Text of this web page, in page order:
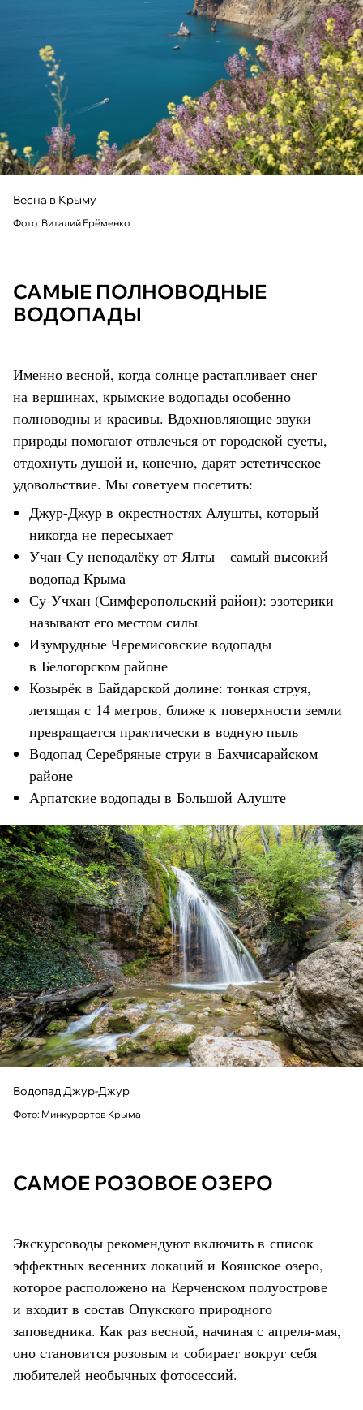
Весна в Крыму
Фото: Виталий Ерёменко
САМЫЕ ПОЛНОВОДНЫЕ
ВОДОПАДЫ
Именно весной, когда солнце растапливает снег
на вершинах, крымские водопады особенно
полноводны и красивы. Вдохновляющие звуки
природы помогают отвлечься от городской суеты,
отдохнуть душой и, конечно, дарят эстетическое
удовольствие. Мы советуем посетить:
Джур-Джур в окрестностях Алушты, который
никогда не пересыхает
Учан-Су неподалёку от Ялты – самый высокий
водопад Крыма
Су-Учхан (Симферопольский район): эзотерики
называют его местом силы
Изумрудные Черемисовские водопады
в Белогорском районе
Козырёк в Байдарской долине: тонкая струя,
летящая с 14 метров, ближе к поверхности земли
превращается практически в водную пыль
Водопад Серебряные струи в Бахчисарайском
районе
Арпатские водопады в Большой Алуште
Водопад Джур-Джур
Фото: Минкурортов Крыма
САМОЕ РОЗОВОЕ ОЗЕРО
Экскурсоводы рекомендуют включить в список
эффектных весенних локаций и Кояшское озеро,
которое расположено на Керченском полуострове
и входит в состав Опукского природного
заповедника. Как раз весной, начиная с апреля-мая,
оно становится розовым и собирает вокруг себя
любителей необычных фотосессий.